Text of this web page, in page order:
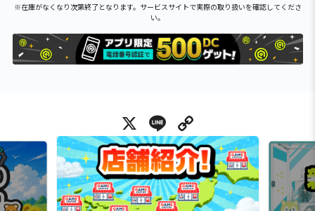
※在庫がなくなり次第終了となります。サービスサイトで実際の取り扱いを確認してくださ
い。
X Line